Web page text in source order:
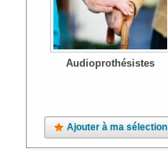
Audioprothésistes
Ajouter à ma sélection